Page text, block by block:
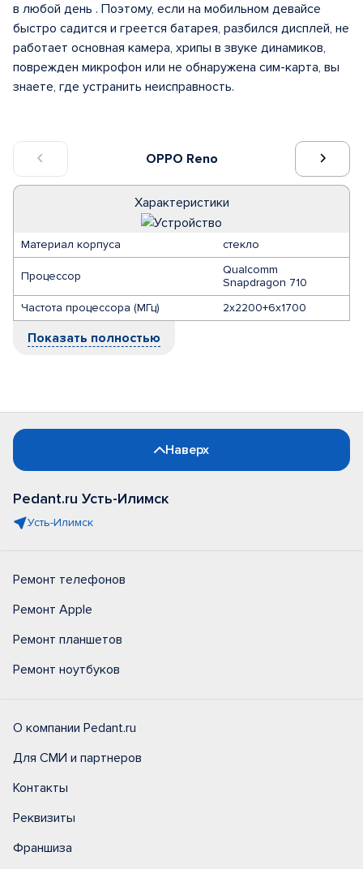
OPPO Reno
Характеристики
Материал корпуса стекло
Процессор
Qualcomm
Snapdragon 710
Частота процессора (МГц)
2х2200+6х1700
Показать полностью
в любой день . Поэтому, если на мобильном девайсе
быстро садится и греется батарея, разбился дисплей, не
работает основная камера, хрипы в звуке динамиков,
поврежден микрофон или не обнаружена сим-карта, вы
знаете, где устранить неисправность.
Наверх
Pedant.ru Усть-Илимск
Усть-Илимск
Ремонт телефонов
Ремонт Apple
Ремонт планшетов
Ремонт ноутбуков
О компании Pedant.ru
Для СМИ и партнеров
Контакты
Реквизиты
Франшиза